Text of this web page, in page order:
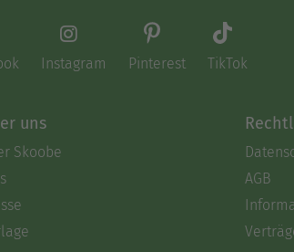
Instagram Pinterest TikTok
uns
Skoobe
AGB